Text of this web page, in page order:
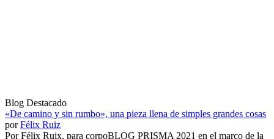
Blog Destacado
«De camino y sin rumbo», una pieza llena de simples grandes cosas
porFélix Ruiz
Por Félix Ruix, para corpoBLOG PRISMA 2021 en el marco de la